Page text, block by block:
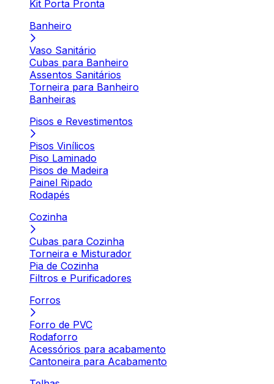
Kit Porta Pronta
Banheiro
Vaso Sanitário
Cubas para Banheiro
Assentos Sanitários
Torneira para Banheiro
Banheiras
Pisos e Revestimentos
Pisos Vinílicos
Piso Laminado
Pisos de Madeira
Painel Ripado
Rodapés
Cozinha
Cubas para Cozinha
Torneira e Misturador
Pia de Cozinha
Filtros e Purificadores
Forros
Forro de PVC
Rodaforro
Acessórios para acabamento
Cantoneira para Acabamento